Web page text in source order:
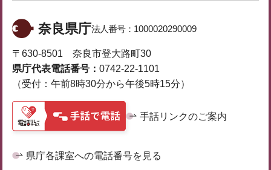
奈良県庁法人番号： 1000020290009
〒630-8501 奈良市登大路町30
県庁代表電話番号： 0742-22-1101
（受付：午前8時30分から午後5時15分）
手話リンクのご案内
県庁各課室への電話番号を見る